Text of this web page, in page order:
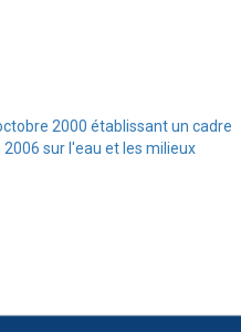
2000 établissant un cadre
2006 sur l'eau et les milieux